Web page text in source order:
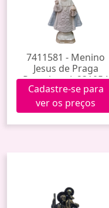
7411581 - Menino
Jesus de Praga
Porcelana Jy231054
(36)
Cadastre-se para
ver os preços